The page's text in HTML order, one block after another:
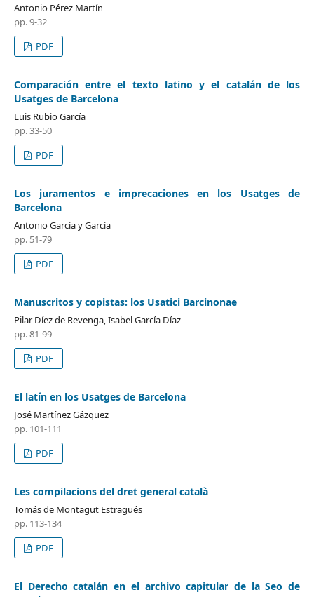
Antonio Pérez Martín
pp. 9-32
PDF
Comparación entre el texto latino y el catalán de los
Usatges de Barcelona
Luis Rubio García
pp. 33-50
PDF
Los juramentos e imprecaciones en los Usatges de
Barcelona
Antonio García y García
pp. 51-79
PDF
Manuscritos y copistas: los Usatici Barcinonae
Pilar Díez de Revenga, Isabel García Díaz
pp. 81-99
PDF
El latín en los Usatges de Barcelona
José Martínez Gázquez
pp. 101-111
PDF
Les compilacions del dret general català
Tomás de Montagut Estragués
pp. 113-134
PDF
El Derecho catalán en el archivo capitular de la Seo de